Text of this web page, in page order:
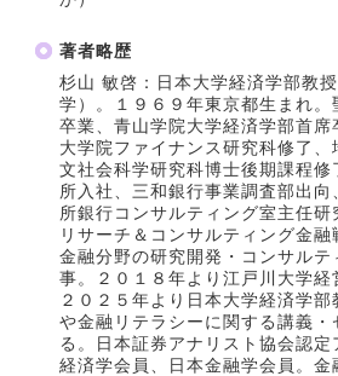
著者略歴
杉山 敏啓：日本大学経済学部教
学）。１９６９年東京都生まれ。
卒業、青山学院大学経済学部首席
大学院ファイナンス研究科修了、
文社会科学研究科博士後期課程修
所入社、三和銀行事業調査部出向
所銀行コンサルティング室主任研
リサーチ＆コンサルティング金融
金融分野の研究開発・コンサルテ
事。２０１８年より江戸川大学経
２０２５年より日本大学経済学
や金融リテラシーに関する講義・
る。日本証券アナリスト協会認定
経済学会員、日本金融学会員。金